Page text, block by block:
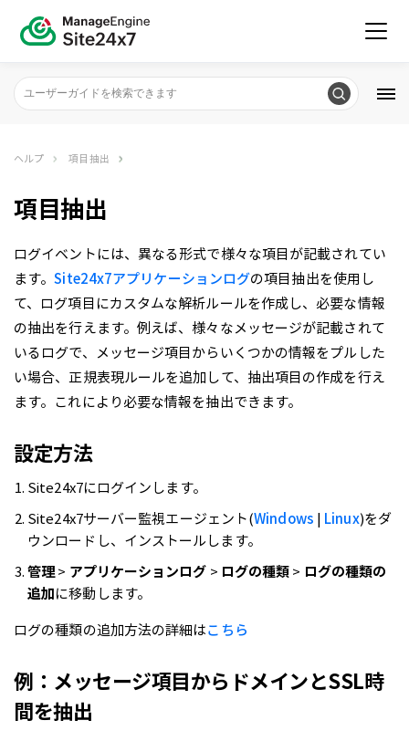
ヘルプ 項目抽出
項目抽出
ログイベントには、異なる形式で様々な項目が記載されてい
ます。Site24x7アプリケーションログの項目抽出を使用し
て、ログ項目にカスタムな解析ルールを作成し、必要な情報
の抽出を行えます。例えば、様々なメッセージが記載されて
いるログで、メッセージ項目からいくつかの情報をプルした
い場合、正規表現ルールを追加して、抽出項目の作成を行え
ます。これにより必要な情報を抽出できます。
設定方法
Site24x7にログインします。
Site24x7サーバー監視エージェント(Windows | Linux)をダ
ウンロードし、インストールします。
管理> アプリケーションログ > ログの種類> ログの種類の
追加に移動します。
ログの種類の追加方法の詳細はこちら
例：メッセージ項目からドメインとSSL時
間を抽出